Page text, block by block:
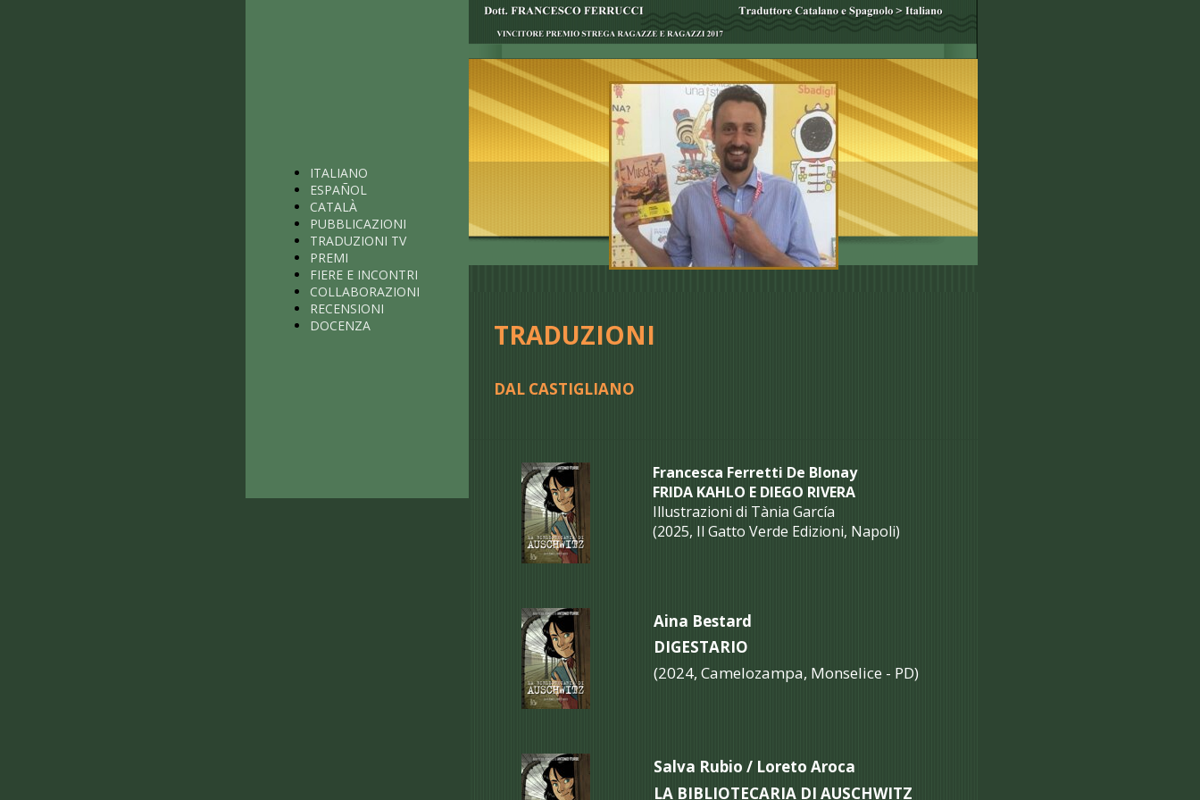
ITALIANO
ESPAÑOL
CATALÀ
PUBBLICAZIONI
TRADUZIONI TV
PREMI
FIERE E INCONTRI
COLLABORAZIONI
RECENSIONI
DOCENZA
TRADUZIONI
DAL CASTIGLIANO
Francesca Ferretti De Blonay
FRIDA KAHLO E DIEGO RIVERA
Illustrazioni di Tània García
(2025, Il Gatto Verde Edizioni, Napoli)
Aina Bestard
DIGESTARIO
(2024, Camelozampa, Monselice - PD)
Salva Rubio / Loreto Aroca
LA BIBLIOTECARIA DI AUSCHWITZ